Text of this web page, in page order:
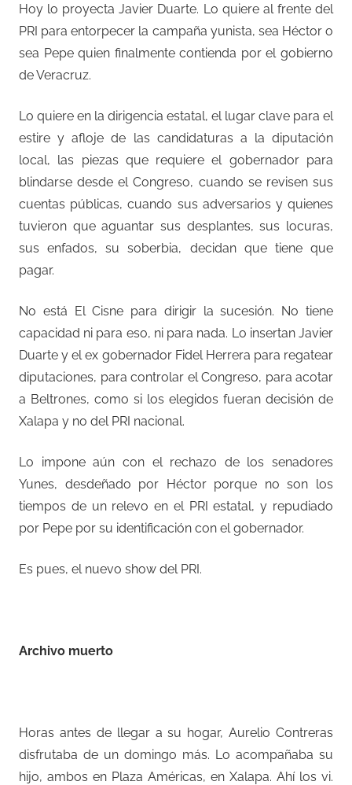
Hoy lo proyecta Javier Duarte. Lo quiere al frente del
PRI para entorpecer la campaña yunista, sea Héctor o
sea Pepe quien finalmente contienda por el gobierno
de Veracruz.
Lo quiere en la dirigencia estatal, el lugar clave para el
estire y afloje de las candidaturas a la diputación
local, las piezas que requiere el gobernador para
blindarse desde el Congreso, cuando se revisen sus
cuentas públicas, cuando sus adversarios y quienes
tuvieron que aguantar sus desplantes, sus locuras,
sus enfados, su soberbia, decidan que tiene que
pagar.
No está El Cisne para dirigir la sucesión. No tiene
capacidad ni para eso, ni para nada. Lo insertan Javier
Duarte y el ex gobernador Fidel Herrera para regatear
diputaciones, para controlar el Congreso, para acotar
a Beltrones, como si los elegidos fueran decisión de
Xalapa y no del PRI nacional.
Lo impone aún con el rechazo de los senadores
Yunes, desdeñado por Héctor porque no son los
tiempos de un relevo en el PRI estatal, y repudiado
por Pepe por su identificación con el gobernador.
Es pues, el nuevo show del PRI.
Archivo muerto
Horas antes de llegar a su hogar, Aurelio Contreras
disfrutaba de un domingo más. Lo acompañaba su
hijo, ambos en Plaza Américas, en Xalapa. Ahí los vi.